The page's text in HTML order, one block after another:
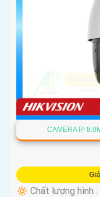
CAMERA IP
🔅 Chất lượng hình :